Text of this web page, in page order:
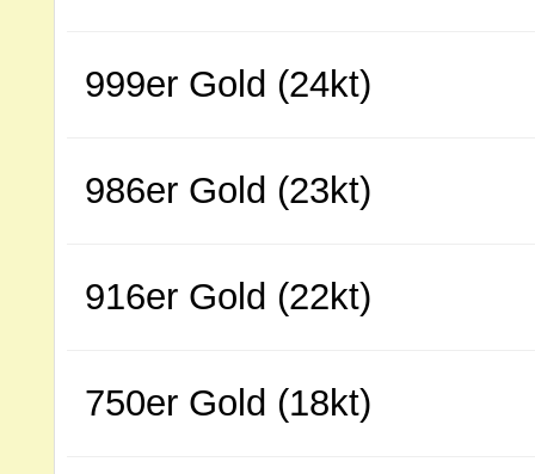
999er Gold (24kt)
986er Gold (23kt)
916er Gold (22kt)
750er Gold (18kt)